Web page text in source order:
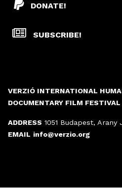
VERZIÓ INTERNATIONAL
DOCUMENTARY FILM FESTIVAL
ADDRESS 1051 Budapest,
EMAIL info@verzio.org
DONATE!
SUBSCRIBE!